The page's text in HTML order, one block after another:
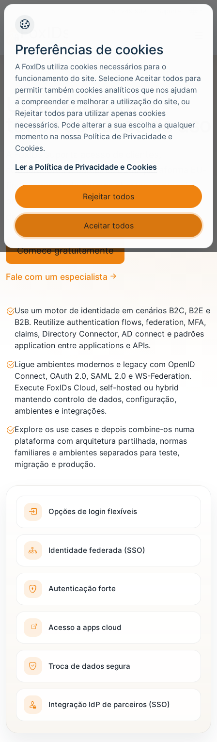
Idiomas
Uma plataforma,
todos os casos de uso
A FoxIDs suporta acesso de clientes,
colaboradores e parceiros numa plataforma EU-
first, combinando normas abertas, protocol
bridging, integração de diretórios e escolha de
deployment.
Comece gratuitamente
Fale com um especialista
Use um motor de identidade em cenários B2C, B2E e
B2B. Reutilize authentication flows, federation, MFA,
claims, Directory Connector, AD connect e padrões
application entre applications e APIs.
Ligue ambientes modernos e legacy com OpenID
Connect, OAuth 2.0, SAML 2.0 e WS-Federation.
Execute FoxIDs Cloud, self-hosted ou hybrid
mantendo controlo de dados, configuração,
ambientes e integrações.
Explore os use cases e depois combine-os numa
plataforma com arquitetura partilhada, normas
familiares e ambientes separados para teste,
migração e produção.
Opções de login flexíveis
Identidade federada (SSO)
Autenticação forte
Acesso a apps cloud
Troca de dados segura
Integração IdP de parceiros (SSO)
Preferências de cookies
A FoxIDs utiliza cookies necessários para o
funcionamento do site. Selecione Aceitar todos para
permitir também cookies analíticos que nos ajudam
a compreender e melhorar a utilização do site, ou
Rejeitar todos para utilizar apenas cookies
necessários. Pode alterar a sua escolha a qualquer
momento na nossa Política de Privacidade e
Cookies.
Ler a Política de Privacidade e Cookies
Rejeitar todos
Aceitar todos